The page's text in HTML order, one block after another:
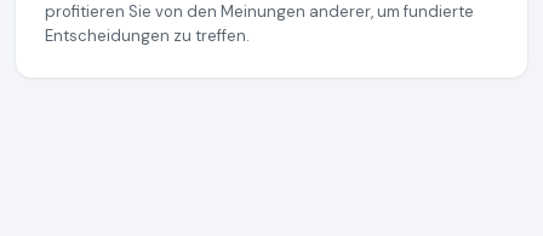
profitieren Sie von den Meinungen anderer, um fundierte
Entscheidungen zu treffen.